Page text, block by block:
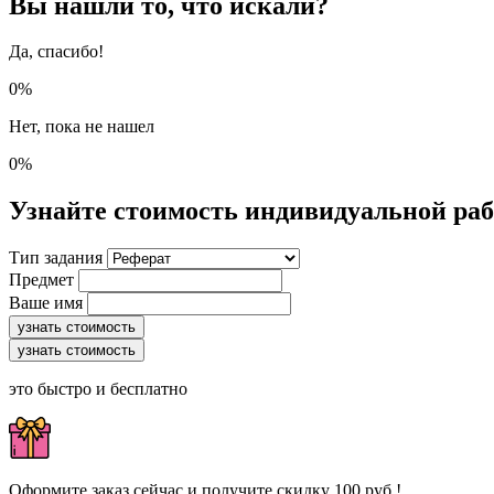
Да, спасибо!
0%
Нет, пока не нашел
0%
Узнайте стоимость индивидуальной
Тип задания
Предмет
Ваше имя
узнать стоимость
узнать стоимость
это быстро и бесплатно